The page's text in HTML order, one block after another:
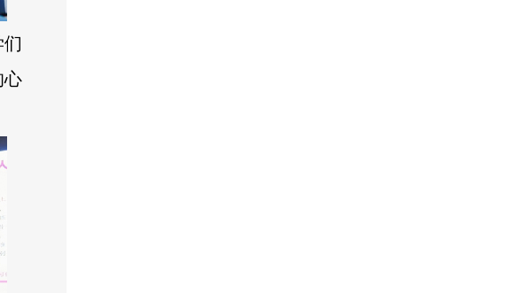
心